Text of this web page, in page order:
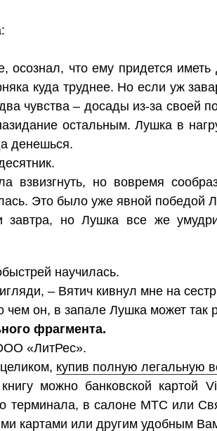
осознал, что ему придется
куда труднее. Но если уж
чувства – досады из-за своей
остальным. Лушка в
денешься.
взвизгнуть, но вовремя
Это было уже явной победой
завтра, но Лушка все же
научилась.
– Вятич кивнул мне на
он, в запале Лушка может так
фрагмента.
«ЛитРес».
купив полную легальную
можно банковской картой
терминала, в салоне МТС или
картами или другим удобным